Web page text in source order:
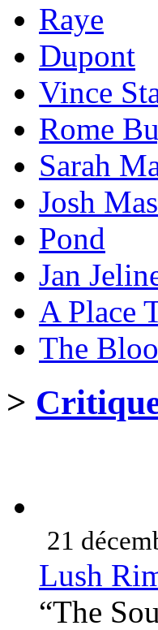
Raye
Dupont
Vince
Rome
Sarah
Josh
Pond
Jan
A Place
The
>
21
Lush
“The